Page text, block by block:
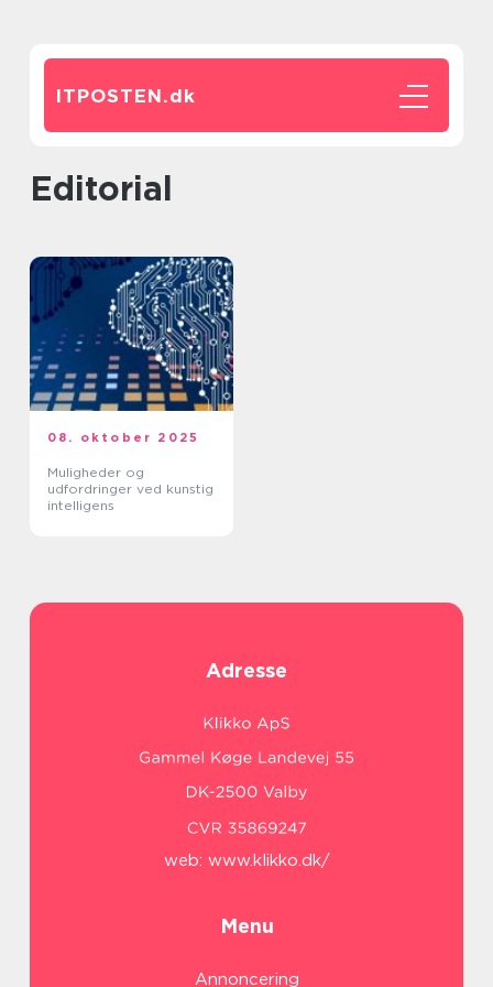
ITPOSTEN.dk
editorial
08. oktober 2025
Muligheder og
udfordringer ved kunstig
intelligens
Adresse
web: www.klikko.dk/
Menu
Annoncering